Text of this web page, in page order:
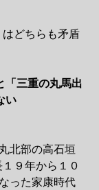
どちらも矛盾
「三重の丸馬出
い
北部の高石垣
９年から１０
った家康時代